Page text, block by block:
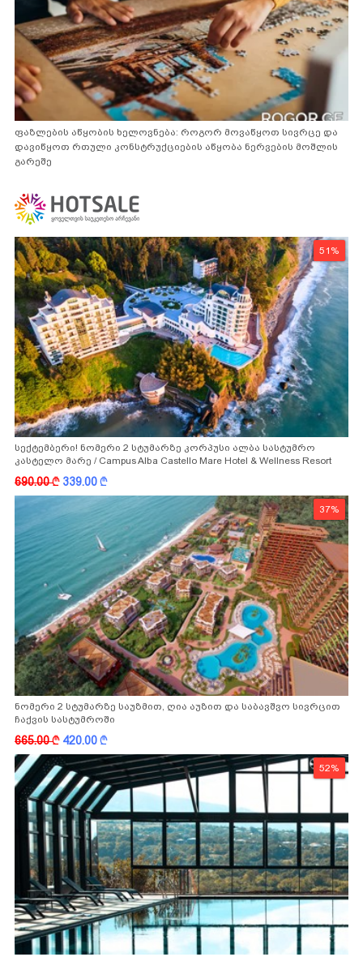
ფაზლების აწყობის ხელოვნება: როგორ მოვაწყოთ სივრცე და
დავიწყოთ რთული კონსტრუქციების აწყობა ნერვების მოშლის
გარეშე
51%
სექტემბერი! ნომერი 2 სტუმარზე კორპუსი ალბა სასტუმრო
კასტელო მარე / Campus Alba Castello Mare Hotel & Wellness Resort
-სგან!
690.00k 339.00k
37%
ნომერი 2 სტუმარზე საუზმით, ღია აუზით და საბავშვო სივრცით
ჩაქვის სასტუმროში
665.00k 420.00k
52%